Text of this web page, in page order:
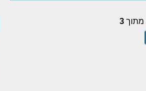
מתוך 3